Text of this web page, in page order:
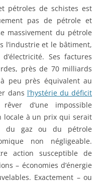
pétroles de schistes est
pas de pétrole et
massivement du pétrole
l’industrie et le bâtiment,
Ses factures
près de 70 milliards
peu près équivalent au
dans l’hystérie du déficit
d’une impossible
locale à un prix qui serait
du gaz ou du pétrole
non négligeable.
action susceptible de
– économies d’énergie
Exactement – ou